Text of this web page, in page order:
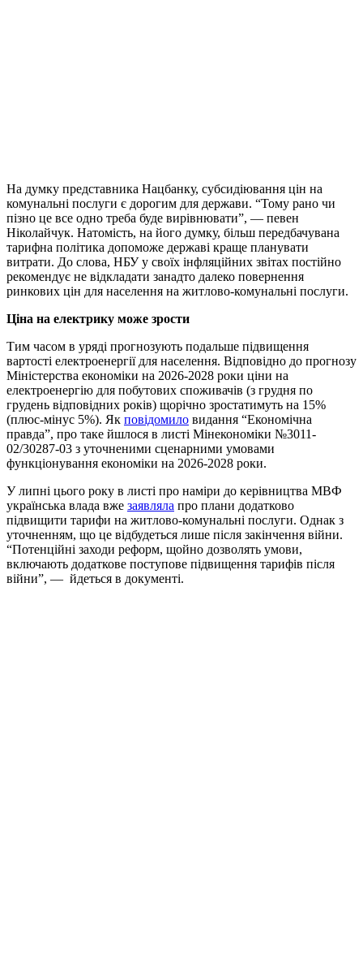
На думку представника Нацбанку, субсидіювання цін на
комунальні послуги є дорогим для держави. “Тому рано чи
пізно це все одно треба буде вирівнювати”, — певен
Ніколайчук. Натомість, на його думку, більш передбачувана
тарифна політика допоможе державі краще планувати
витрати. До слова, НБУ у своїх інфляційних звітах постійно
рекомендує не відкладати занадто далеко повернення
ринкових цін для населення на житлово-комунальні послуги.
Ціна на електрику може зрости
Тим часом в уряді прогнозують подальше підвищення
вартості електроенергії для населення. Відповідно до прогнозу
Міністерства економіки на 2026-2028 роки ціни на
електроенергію для побутових споживачів (з грудня по
грудень відповідних років) щорічно зростатимуть на 15%
(плюс-мінус 5%). Як повідомило видання “Економічна
правда”, про таке йшлося в листі Мінекономіки №3011-
02/30287-03 з уточненими сценарними умовами
функціонування економіки на 2026-2028 роки.
У липні цього року в листі про наміри до керівництва МВФ
українська влада вже заявляла про плани додатково
підвищити тарифи на житлово-комунальні послуги. Однак з
уточненням, що це відбудеться лише після закінчення війни.
“Потенційні заходи реформ, щойно дозволять умови,
включають додаткове поступове підвищення тарифів після
війни”, — йдеться в документі.